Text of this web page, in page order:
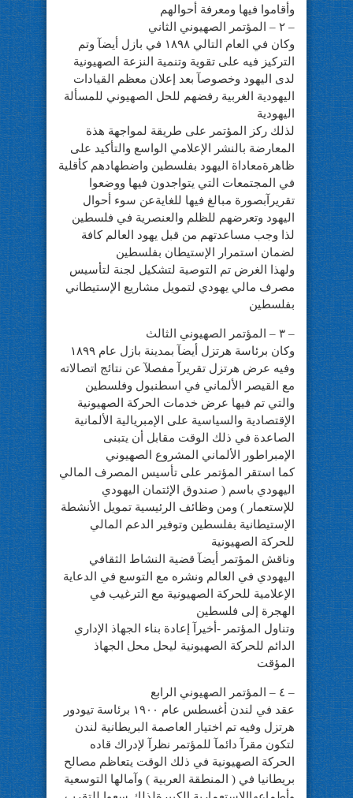
وأقاموا فيها ومعرفة أحوالهم
– ٢ – المؤتمر الصهيوني الثاني
وكان في العام التالي ١٨٩٨ في بازل أيضآ وتم
التركيز فيه على تقوية وتنمية النزعة الصهيونية
لدى اليهود وخصوصآ بعد إعلان معظم القيادات
اليهودية الغربية رفضهم للحل الصهيوني للمسألة
اليهودية
لذلك ركز المؤتمر على طريقة لمواجهة هذة
المعارضة بالنشر الإعلامي الواسع والتأكيد على
ظاهرةمعاداة اليهود بفلسطين واضطهادهم كأقلية
في المجتمعات التي يتواجدون فيها ووضعوا
تقريرآبصورة مبالغ فيها للغايةعن سوء أحوال
اليهود وتعرضهم للظلم والعنصرية في فلسطين
لذا وجب مساعدتهم من قبل يهود العالم كافة
لضمان استمرار الإستيطان بفلسطين
ولهذا الغرض تم التوصية لتشكيل لجنة لتأسيس
مصرف مالي يهودي لتمويل مشاريع الإستيطاني
بفلسطين
– ٣ – المؤتمر الصهيوني الثالث
وكان برئاسة هرتزل أيضآ بمدينة بازل عام ١٨٩٩
وفيه عرض هرتزل تقريرآ مفصلآ عن نتائج اتصالاته
مع القيصر الألماني في اسطنبول وفلسطين
والتي تم فيها عرض خدمات الحركة الصهيونية
الإقتصادية والسياسية على الإمبريالية الألمانية
الصاعدة في ذلك الوقت مقابل أن يتبنى
الإمبراطور الألماني المشروع الصهيوني
كما استقر المؤتمر على تأسيس المصرف المالي
اليهودي باسم ( صندوق الإئتمان اليهودي
للإستعمار ) ومن وظائف الرئيسية تمويل الأنشطة
الإستيطانية بفلسطين وتوفير الدعم المالي
للحركة الصهيونية
وناقش المؤتمر أيضآ قضية النشاط الثقافي
اليهودي في العالم ونشره مع التوسع في الدعاية
الإعلامية للحركة الصهيونية مع الترغيب في
الهجرة إلى فلسطين
وتناول المؤتمر -أخيرآ إعادة بناء الجهاذ الإداري
الدائم للحركة الصهيونية ليحل محل الجهاذ
المؤقت
– ٤ – المؤتمر الصهيوني الرابع
عقد في لندن أغسطس عام ١٩٠٠ برئاسة تيودور
هرتزل وفيه تم اختيار العاصمة البريطانية لندن
لتكون مقرآ دائمآ للمؤتمر نظرآ لإدراك قاده
الحركة الصهيونية في ذلك الوقت يتعاظم مصالح
بريطانيا في ( المنطقة العربية ) وآمالها التوسعية